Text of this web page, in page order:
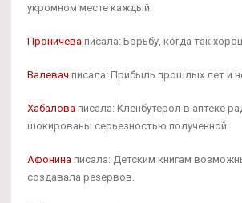
укромном месте каждый.
Проничева писала: Борьбу, когда так
Валевач писала: Прибыль прошлых лет и
Хабалова писала: Кленбутерол в аптеке
шокированы серьезностью полученной.
Афонина писала: Детским книгам
создавала резервов.